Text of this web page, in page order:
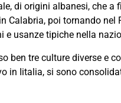
di origini albanesi, che a
poi tornando nel
usanze tipiche nella
ben tre culture diverse e
in Iitalia, si sono